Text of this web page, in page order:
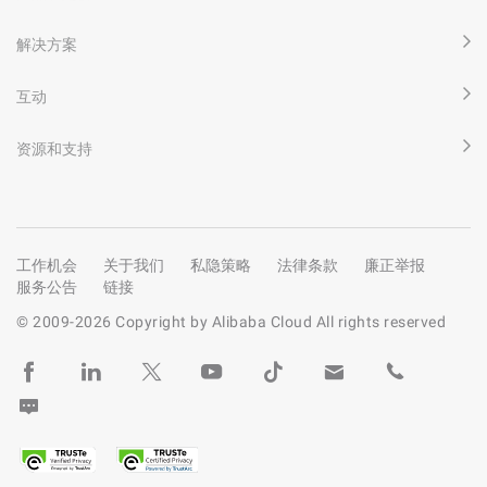
解决方案
互动
资源和支持
工作机会 关于我们 私隐策略 法律条款
廉正举报
服务公告
链接
© 2009-2026 Copyright by Alibaba Cloud All rights reserved